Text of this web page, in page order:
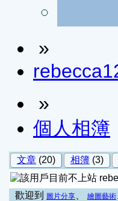
»
»
個人相簿
文章 (20) 相簿 (3)
歡迎到
圖片分享 繪圖藝術